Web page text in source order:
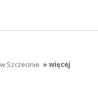
Szczecinie » więcej